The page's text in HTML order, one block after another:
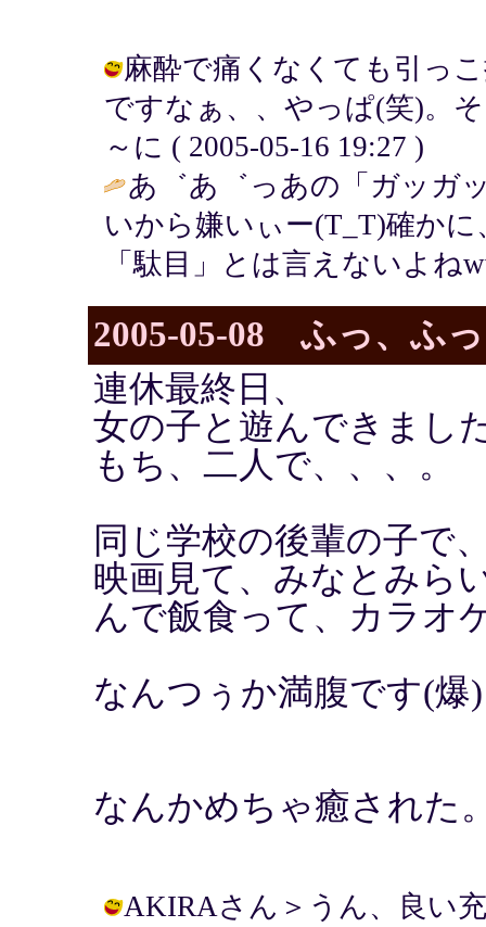
麻酔で痛くなくても引っ
ですなぁ、、やっぱ(笑)。
～に ( 2005-05-16 19:27 )
あ゛あ゛っあの「ガッガ
いから嫌いぃー(T_T)確か
「駄目」とは言えないよね
2005-05-08 ふっ、ふ
連休最終日、
女の子と遊んできまし
もち、二人で、、、。
同じ学校の後輩の子で
映画見て、みなとみら
んで飯食って、カラオ
なんつぅか満腹です(爆
なんかめちゃ癒された
AKIRAさん＞うん、良い